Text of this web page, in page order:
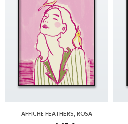
AFFICHE FEATHERS, ROSA